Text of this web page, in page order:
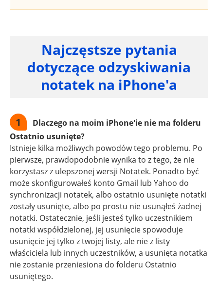
Najczęstsze pytania
dotyczące odzyskiwania
notatek na iPhone'a
1
Dlaczego na moim iPhone'ie nie ma folderu
Ostatnio usunięte?
Istnieje kilka możliwych powodów tego problemu. Po
pierwsze, prawdopodobnie wynika to z tego, że nie
korzystasz z ulepszonej wersji Notatek. Ponadto być
może skonfigurowałeś konto Gmail lub Yahoo do
synchronizacji notatek, albo ostatnio usunięte notatki
zostały usunięte, albo po prostu nie usunąłeś żadnej
notatki. Ostatecznie, jeśli jesteś tylko uczestnikiem
notatki współdzielonej, jej usunięcie spowoduje
usunięcie jej tylko z twojej listy, ale nie z listy
właściciela lub innych uczestników, a usunięta notatka
nie zostanie przeniesiona do folderu Ostatnio
usuniętego.